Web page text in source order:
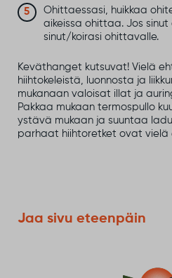
Ohittaessasi, huikkaa
aikeissa ohittaa. Jos
sinut/koirasi ohittavalle.
Keväthanget kutsuvat! Vielä
hiihtokeleistä, luonnosta ja
mukanaan valoisat illat ja
Pakkaa mukaan termospullo
ystävä mukaan ja suuntaa
parhaat hiihtoretket ovat vielä
Jaa sivu eteenpäin